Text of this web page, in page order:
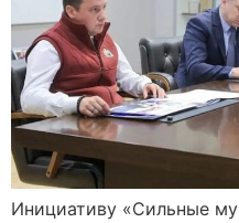
Инициативу «Сильные